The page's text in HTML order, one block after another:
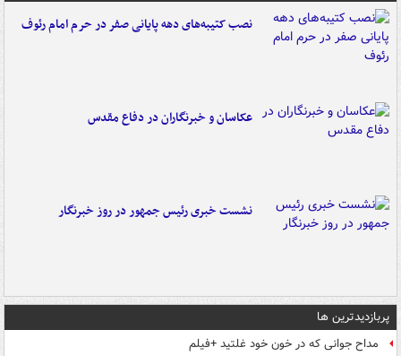
نصب کتیبه‌های دهه پایانی صفر در حرم امام رئوف
عکاسان و خبرنگاران در دفاع مقدس
نشست خبری رئیس جمهور در روز خبرنگار
پربازدیدترین ها
مداح جوانی که در خون خود غلتید +فیلم